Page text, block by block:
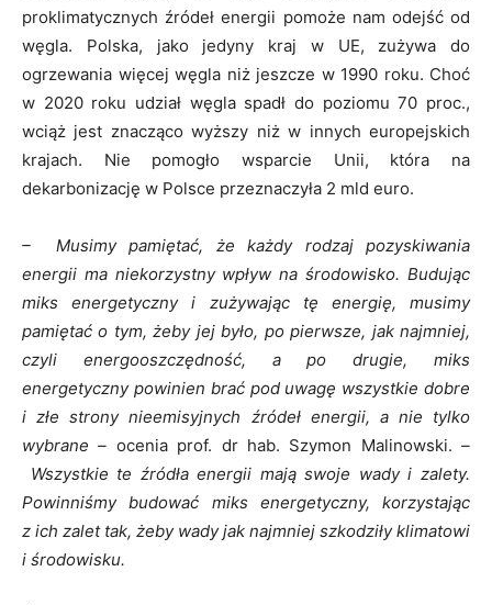
proklimatycznych źródeł energii pomoże nam odejść od
węgla. Polska, jako jedyny kraj w UE, zużywa do
ogrzewania więcej węgla niż jeszcze w 1990 roku. Choć
w 2020 roku udział węgla spadł do poziomu 70 proc.,
wciąż jest znacząco wyższy niż w innych europejskich
krajach. Nie pomogło wsparcie Unii, która na
dekarbonizację w Polsce przeznaczyła 2 mld euro.
– Musimy pamiętać, że każdy rodzaj pozyskiwania
energii ma niekorzystny wpływ na środowisko. Budując
miks energetyczny i zużywając tę energię, musimy
pamiętać o tym, żeby jej było, po pierwsze, jak najmniej,
czyli energooszczędność, a po drugie, miks
energetyczny powinien brać pod uwagę wszystkie dobre
i złe strony nieemisyjnych źródeł energii, a nie tylko
wybrane – ocenia prof. dr hab. Szymon Malinowski. –
Wszystkie te źródła energii mają swoje wady i zalety.
Powinniśmy budować miks energetyczny, korzystając
z ich zalet tak, żeby wady jak najmniej szkodziły klimatowi
i środowisku.